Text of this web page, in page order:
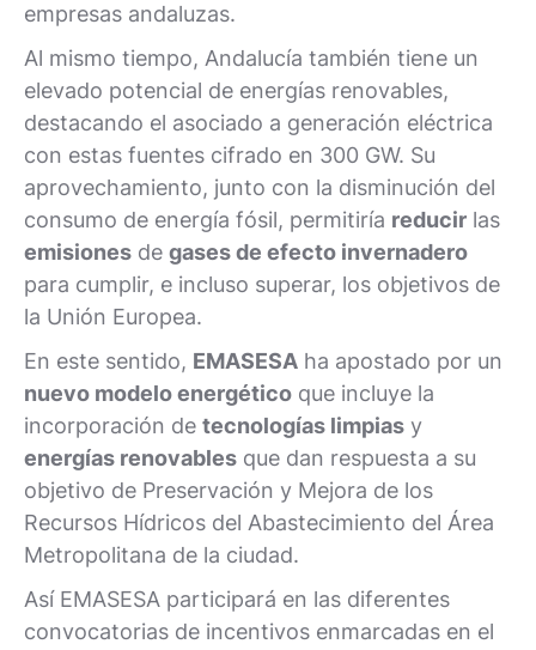
empresas andaluzas.
Al mismo tiempo, Andalucía también tiene un
elevado potencial de energías renovables,
destacando el asociado a generación eléctrica
con estas fuentes cifrado en 300 GW. Su
aprovechamiento, junto con la disminución del
consumo de energía fósil, permitiría reducir las
emisiones de gases de efecto invernadero
para cumplir, e incluso superar, los objetivos de
la Unión Europea.
En este sentido, EMASESA ha apostado por un
nuevo modelo energético que incluye la
incorporación de tecnologías limpias y
energías renovables que dan respuesta a su
objetivo de Preservación y Mejora de los
Recursos Hídricos del Abastecimiento del Área
Metropolitana de la ciudad.
Así EMASESA participará en las diferentes
convocatorias de incentivos enmarcadas en el